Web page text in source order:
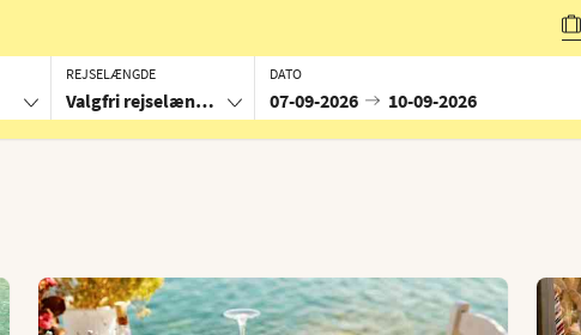
REJSELÆNGDE
Valgfri rejselængde
DATO
07-09-2026 10-09-2026